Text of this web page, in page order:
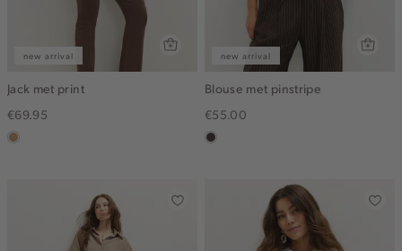
new arrival
Jack met print
€69.95
camel
new arrival
Blouse met pinstripe
€55.00
choco